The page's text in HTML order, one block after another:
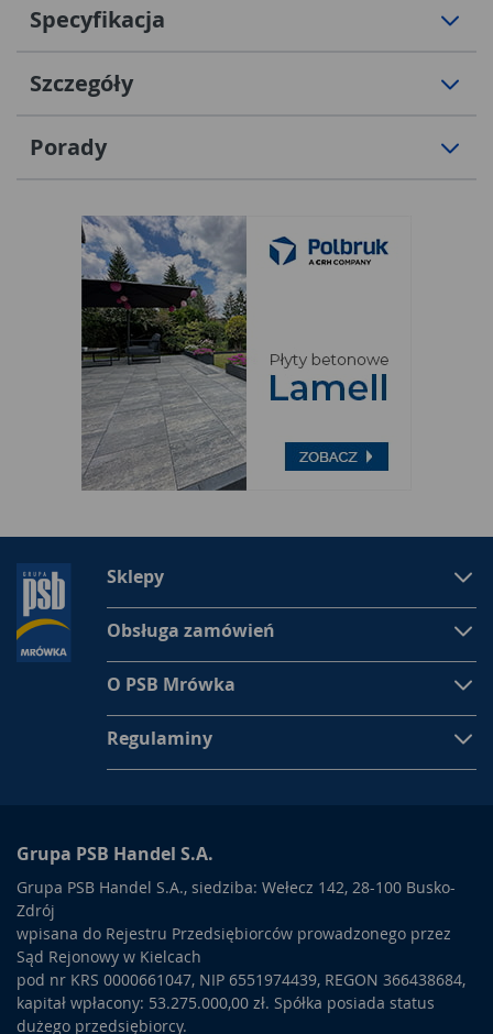
Specyfikacja
Szczegóły
Porady
Sklepy
Obsługa zamówień
O PSB Mrówka
Regulaminy
Grupa PSB Handel S.A.
Grupa PSB Handel S.A., siedziba: Wełecz 142, 28-100 Busko-
Zdrój
wpisana do Rejestru Przedsiębiorców prowadzonego przez
Sąd Rejonowy w Kielcach
pod nr KRS 0000661047, NIP 6551974439, REGON 366438684,
kapitał wpłacony: 53.275.000,00 zł. Spółka posiada status
dużego przedsiębiorcy.